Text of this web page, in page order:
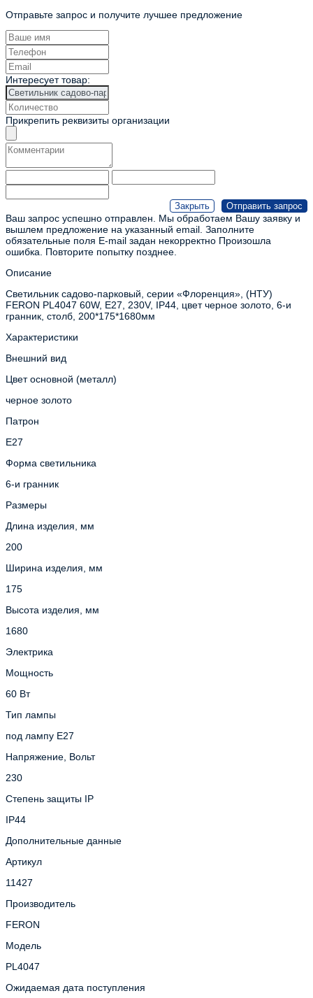
Отправьте запрос и получите лучшее предложение
Интересует товар:
Прикрепить реквизиты организации
Ваш запрос успешно отправлен. Мы обработаем Вашу заявку и
вышлем предложение на указанный email. Заполните
обязательные поля E-mail задан некорректно Произошла
ошибка. Повторите попытку позднее.
Описание
Светильник садово-парковый, серии «Флоренция», (НТУ)
FERON PL4047 60W, E27, 230V, IP44, цвет черное золото, 6-и
гранник, столб, 200*175*1680мм
Характеристики
Внешний вид
Цвет основной (металл)
черное золото
Патрон
E27
Форма светильника
6-и гранник
Размеры
Длина изделия, мм
200
Ширина изделия, мм
175
Высота изделия, мм
1680
Электрика
Мощность
60 Вт
Тип лампы
под лампу Е27
Напряжение, Вольт
230
Степень защиты IP
IP44
Дополнительные данные
Артикул
11427
Производитель
FERON
Модель
PL4047
Ожидаемая дата поступления